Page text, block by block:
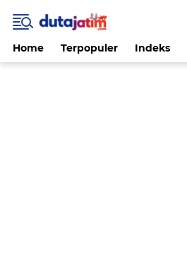
Home Terpopuler Indeks